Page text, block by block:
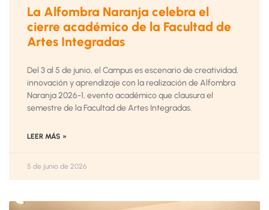
La Alfombra Naranja celebra el
cierre académico de la Facultad de
Artes Integradas
Del 3 al 5 de junio, el Campus es escenario de creatividad,
innovación y aprendizaje con la realización de Alfombra
Naranja 2026-1, evento académico que clausura el
semestre de la Facultad de Artes Integradas.
LEER MÁS »
5 de junio de 2026